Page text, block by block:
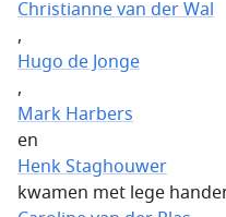
Christianne van der Wal
,
Hugo de Jonge
,
Mark Harbers
en
Henk Staghouwer
kwamen met lege